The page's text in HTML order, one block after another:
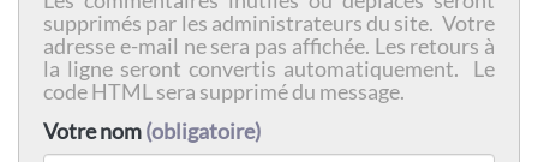
supprimés par les administrateurs du site. Votre
adresse e-mail ne sera pas affichée. Les retours à
la ligne seront convertis automatiquement. Le
code HTML sera supprimé du message.
Votre nom(obligatoire)